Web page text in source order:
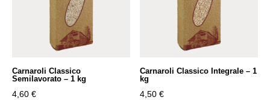
Carnaroli Classico
Semilavorato – 1 kg
4,60 €
Carnaroli Classico Integrale – 1
kg
4,50€